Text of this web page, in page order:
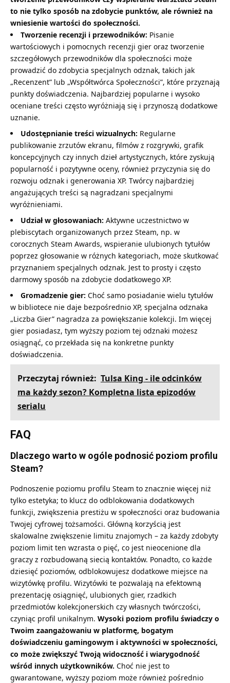
to nie tylko sposób na zdobycie punktów, ale również na
wniesienie wartości do społeczności.
Tworzenie recenzji i przewodników: Pisanie
wartościowych i pomocnych recenzji gier oraz tworzenie
szczegółowych przewodników dla społeczności może
prowadzić do zdobycia specjalnych odznak, takich jak
„Recenzent” lub „Współtwórca Społeczności”, które przyznają
punkty doświadczenia. Najbardziej popularne i wysoko
oceniane treści często wyróżniają się i przynoszą dodatkowe
uznanie.
Udostępnianie treści wizualnych: Regularne
publikowanie zrzutów ekranu, filmów z rozgrywki, grafik
koncepcyjnych czy innych dzieł artystycznych, które zyskują
popularność i pozytywne oceny, również przyczynia się do
rozwoju odznak i generowania XP. Twórcy najbardziej
angażujących treści są nagradzani specjalnymi
wyróżnieniami.
Udział w głosowaniach: Aktywne uczestnictwo w
plebiscytach organizowanych przez Steam, np. w
corocznych Steam Awards, wspieranie ulubionych tytułów
poprzez głosowanie w różnych kategoriach, może skutkować
przyznaniem specjalnych odznak. Jest to prosty i często
darmowy sposób na zdobycie dodatkowego XP.
Gromadzenie gier: Choć samo posiadanie wielu tytułów
w bibliotece nie daje bezpośrednio XP, specjalna odznaka
„Liczba Gier” nagradza za powiększanie kolekcji. Im więcej
gier posiadasz, tym wyższy poziom tej odznaki możesz
osiągnąć, co przekłada się na konkretne punkty
doświadczenia.
Przeczytaj również: Tulsa King - ile odcinków
ma każdy sezon? Kompletna lista epizodów
serialu
FAQ
Dlaczego warto w ogóle podnosić poziom profilu
Steam?
Podnoszenie poziomu profilu Steam to znacznie więcej niż
tylko estetyka; to klucz do odblokowania dodatkowych
funkcji, zwiększenia prestiżu w społeczności oraz budowania
Twojej cyfrowej tożsamości. Główną korzyścią jest
skalowalne zwiększenie limitu znajomych – za każdy zdobyty
poziom limit ten wzrasta o pięć, co jest nieocenione dla
graczy z rozbudowaną siecią kontaktów. Ponadto, co każde
dziesięć poziomów, odblokowujesz dodatkowe miejsce na
wizytówkę profilu. Wizytówki te pozwalają na efektowną
prezentację osiągnięć, ulubionych gier, rzadkich
przedmiotów kolekcjonerskich czy własnych twórczości,
czyniąc profil unikalnym. Wysoki poziom profilu świadczy o
Twoim zaangażowaniu w platformę, bogatym
doświadczeniu gamingowym i aktywności w społeczności,
co może zwiększyć Twoją widoczność i wiarygodność
wśród innych użytkowników. Choć nie jest to
gwarantowane, wyższy poziom może również pośrednio